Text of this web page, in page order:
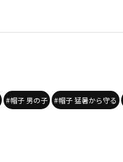
#帽子 男の子 #帽子 猛暑から守る